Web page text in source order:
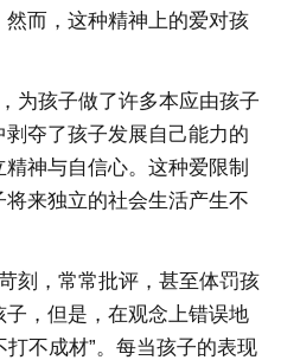
而，这种精神上的爱对孩
为孩子做了许多本应由孩子
夺了孩子发展自己能力的
神与自信心。这种爱限制
来独立的社会生活产生不
刻，常常批评，甚至体罚孩
，但是，在观念上错误地
打不成材”。每当孩子的表现